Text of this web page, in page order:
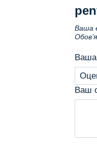
Ваша
Ваша
Ваш